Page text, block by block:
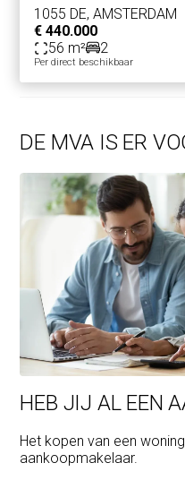
1055 DE, AMSTERDAM
€ 440.000
56 m²
2
Per direct beschikbaar
DE MVA IS ER
HEB JIJ AL EEN
Het kopen van een
aankoopmakelaar.